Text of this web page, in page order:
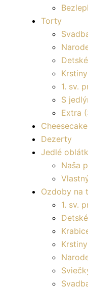
Torty
Detské
Krstiny
1. sv.
S
Extra
Cheesecake
Dezerty
Jedlé
Naša
Ozdoby na
1. sv.
Detské
Krstiny